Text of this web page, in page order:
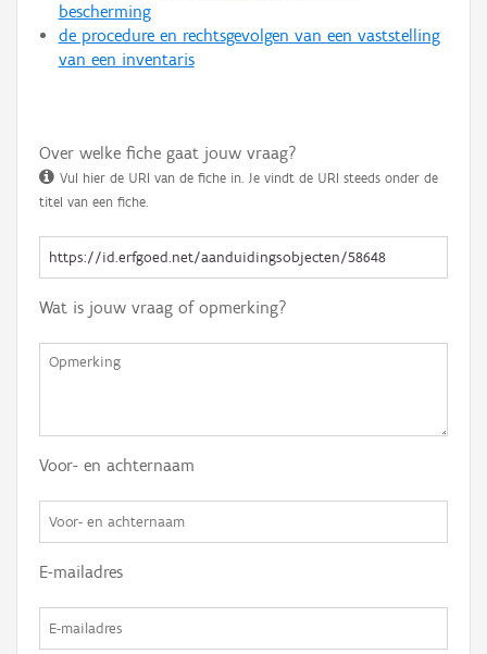
bescherming
de procedure en rechtsgevolgen van een vaststelling
van een inventaris
Over welke fiche gaat jouw vraag?
Vul hier de URI van de fiche in. Je vindt de URI steeds onder de
titel van een fiche.
Wat is jouw vraag of opmerking?
Voor- en achternaam
E-mailadres